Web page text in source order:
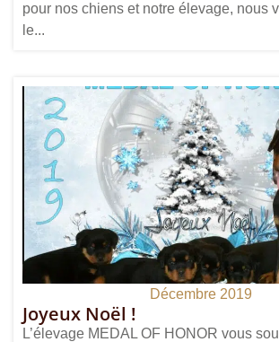
pour nos chiens et notre élevage, nous
le...
Décembre 2019
Joyeux Noël !
L’élevage MEDAL OF HONOR vous